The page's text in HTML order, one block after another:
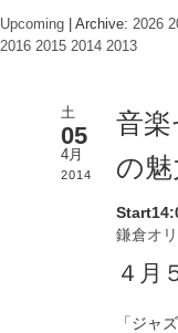
Contact
Online Lesson
Upcoming | Archive: 2026
2016 2015 2014 2013
土
05
4月
2014
音
の魅
鎌倉オ
４月
「ジャ